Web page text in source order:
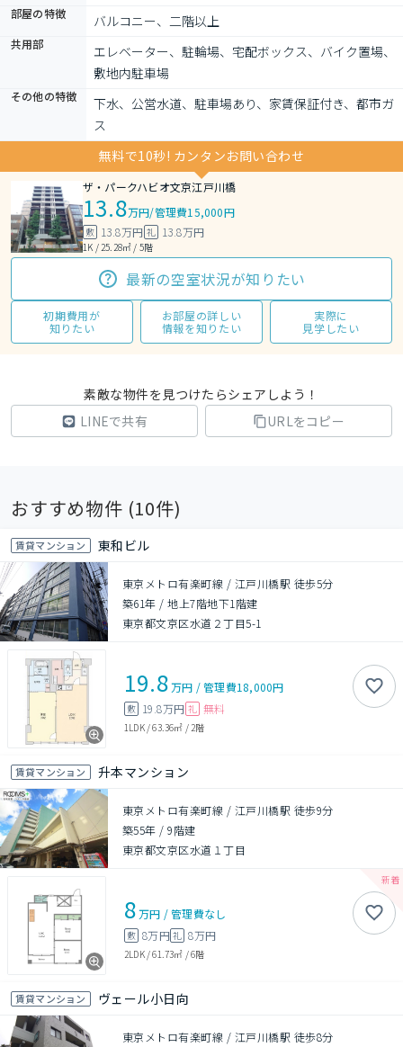
部屋の特徴 バルコニー、二階以上
共用部
エレベーター、駐輪場、宅配ボックス、バイク置場、
敷地内駐車場
その他の特徴
下水、公営水道、駐車場あり、家賃保証付き、都市ガ
ス
無料で10秒! カンタンお問い合わせ
ザ・パークハビオ文京江戸川橋
13.8万円/管理費15,000円
敷 13.8万円 礼 13.8万円
1K / 25.28㎡ / 5階
最新の空室状況が知りたい
初期費用が
知りたい
お部屋の詳しい
情報を知りたい
実際に
見学したい
素敵な物件を見つけたらシェアしよう！
LINEで共有
URLをコピー
おすすめ物件 (10件)
賃貸マンション 東和ビル
東京メトロ有楽町線 / 江戸川橋駅 徒歩5分
築61年 /地上7階地下1階建
東京都文京区水道２丁目5-1
19.8万円 /管理費18,000円
敷 19.8万円 礼 無料
1LDK/63.36㎡ / 2階
賃貸マンション 升本マンション
東京メトロ有楽町線 / 江戸川橋駅 徒歩9分
築55年 /9階建
東京都文京区水道１丁目
8万円 /管理費なし
敷 8万円礼 8万円
2LDK/61.73㎡ /6階
賃貸マンション ヴェール小日向
東京メトロ有楽町線 / 江戸川橋駅 徒歩8分